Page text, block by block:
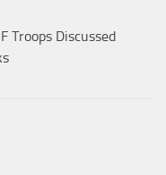
Troops Discussed